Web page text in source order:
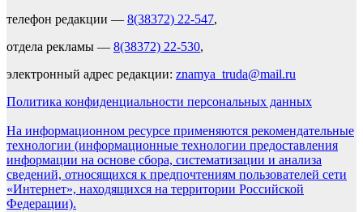
телефон редакции — 8(38372) 22-547,
отдела рекламы — 8(38372) 22-530,
электронный адрес редакции: znamya_truda@mail.ru
Политика конфиденциальности персональных данных
На информационном ресурсе применяются рекомендательные
технологии (информационные технологии предоставления
информации на основе сбора, систематизации и анализа
сведений, относящихся к предпочтениям пользователей сети
«Интернет», находящихся на территории Российской
Федерации).